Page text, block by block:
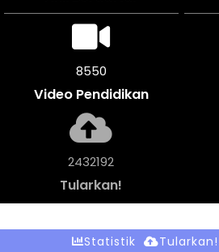
9510
Video Pendidikan
2705472
Tularkan!
Statistik Tularkan!